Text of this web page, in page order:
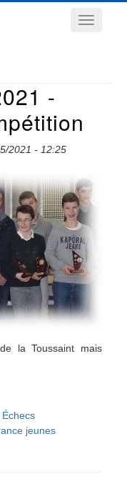
-
2021 - 12:25
la Toussaint mais
jeunes